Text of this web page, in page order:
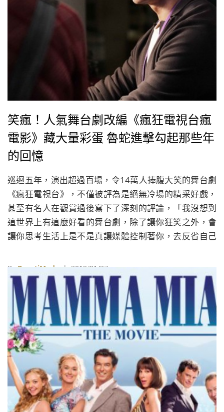
笑瘋！人氣舞台劇改編《瘋狂電視台瘋
電影》藏大量彩蛋 魯蛇進擊勾起那些年
的回憶
巡迴五年，演出超過百場，令14萬人捧腹大笑的舞台劇
《瘋狂電視台》，不僅被評為是絕無冷場的精采好戲，
甚至有名人在觀賞過後寫下了深刻的評論，「我沒想到
這世界上有這麼好看的舞台劇，除了讓你狂笑之外，會
讓你思考生活上是不是真讓媒體控制著你，去反省自己
為電影上映。
ByBeautiMode| 2019/01/27